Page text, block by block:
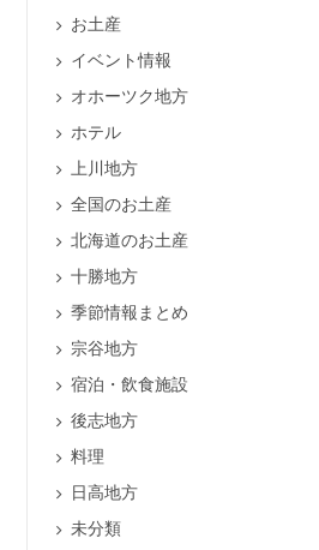
お土産
イベント情報
オホーツク地方
ホテル
上川地方
全国のお土産
北海道のお土産
十勝地方
季節情報まとめ
宗谷地方
宿泊・飲食施設
後志地方
料理
日高地方
未分類